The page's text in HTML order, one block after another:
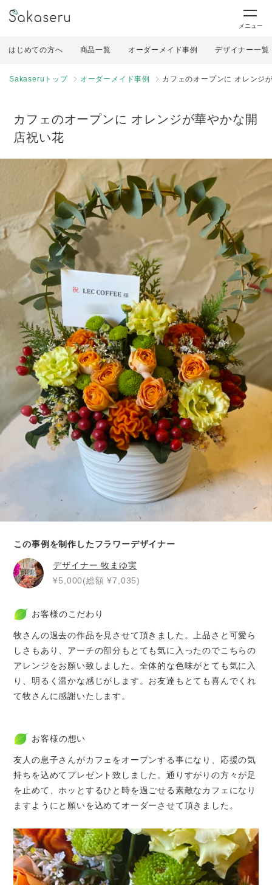
メニュー
はじめての方へ 商品一覧 オーダーメイド事例 デザイナー一覧
Sakaseruトップ オーダーメイド事例 カフェのオープンに オレンジ
カフェのオープンに オレンジが華やかな開
店祝い花
この事例を制作したフラワーデザイナー
デザイナー牧まゆ実
¥5,000(総額 ¥7,035)
お客様のこだわり
牧さんの過去の作品を見させて頂きました。上品さと可愛ら
しさもあり、アーチの部分もとても気に入ったのでこちらの
アレンジをお願い致しました。全体的な色味がとても気に入
り、明るく温かな感じがします。お友達もとても喜んでくれ
て牧さんに感謝いたします。
お客様の想い
友人の息子さんがカフェをオープンする事になり、応援の気
持ちを込めてプレゼント致しました。通りすがりの方々が足
を止めて、ホッとするひと時を過ごせる素敵なカフェになり
ますようにと願いを込めてオーダーさせて頂きました。